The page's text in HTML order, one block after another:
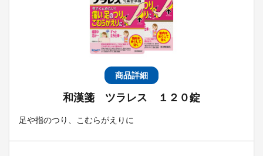
商品詳細
和漢箋 ツラレス １２０錠
足や指のつり、こむらがえりに